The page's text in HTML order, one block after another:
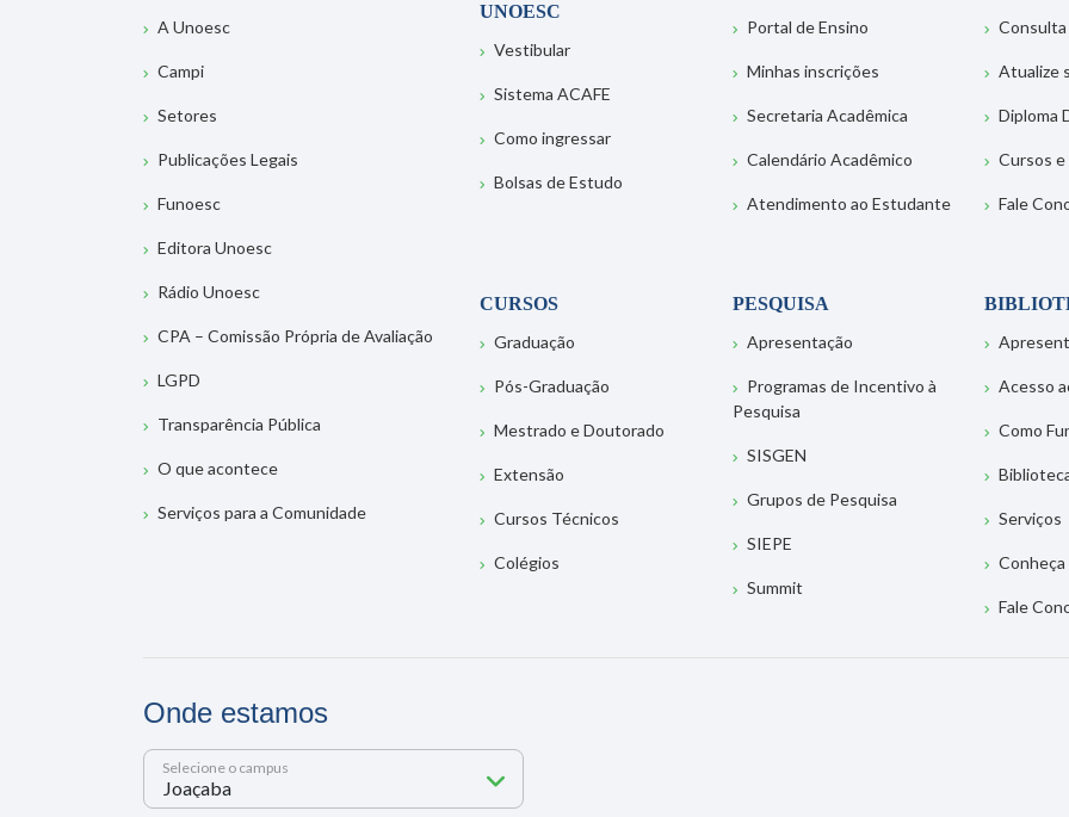
A Unoesc
Campi
Setores
Publicações Legais
Funoesc
Editora Unoesc
Rádio Unoesc
CPA – Comissão Própria de Avaliação
LGPD
Transparência Pública
O que acontece
Serviços para a Comunidade
UNOESC
Vestibular
Sistema ACAFE
Como ingressar
Bolsas de Estudo
Portal de Ensino
Minhas inscrições
Secretaria Acadêmica
Calendário Acadêmico
Atendimento ao Estudante
Consulta
Atualize
Diploma
Cursos
Fale
CURSOS
Graduação
Pós-Graduação
Mestrado e Doutorado
Extensão
Cursos Técnicos
Colégios
PESQUISA
Apresentação
Programas de Incentivo à
Pesquisa
SISGEN
Grupos de Pesquisa
SIEPE
Summit
Acesso
Como
Serviços
Fale
Onde estamos
Selecione o campus